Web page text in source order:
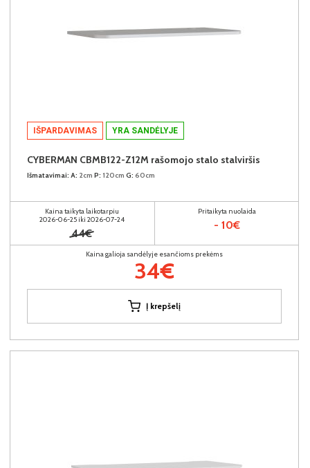
IŠPARDAVIMAS YRA SANDĖLYJE
CYBERMAN CBMB122-Z12M rašomojo stalo stalviršis
Išmatavimai: A: 2cm P: 120cm G: 60cm
Kaina taikyta laikotarpiu
2026-06-25 iki 2026-07-24
44€
Pritaikyta nuolaida
- 10€
Kaina galioja sandėlyje esančioms prekėms
34€
Į krepšelį